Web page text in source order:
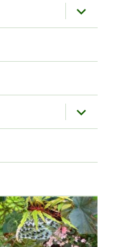
ouvrir
le
sous-
ouvrir
le
sous-